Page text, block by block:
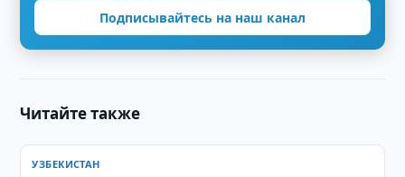
Подписывайтесь на наш канал
Читайте также
УЗБЕКИСТАН